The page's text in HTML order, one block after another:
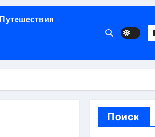
с пополнением в криптовалюте
Путешествия
Поиск